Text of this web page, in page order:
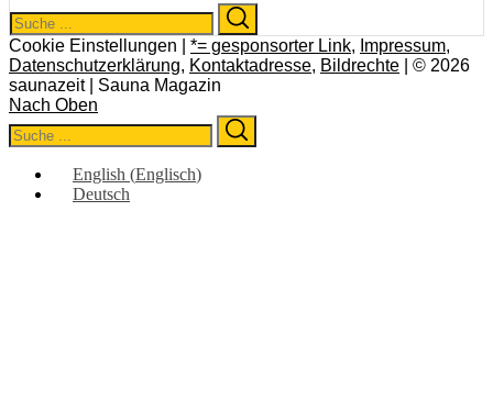
Search
for:
Cookie Einstellungen | *= gesponsorter Link, Impressum,
Datenschutzerklärung, Kontaktadresse, Bildrechte | © 2026
saunazeit | Sauna Magazin
Nach Oben
Search
for:
English (Englisch)
Deutsch